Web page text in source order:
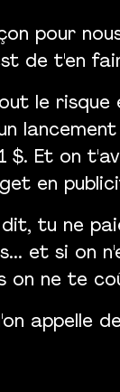
pour
de t'en
le risque
$. Et on
en
tu ne
et si on
on ne te
appelle